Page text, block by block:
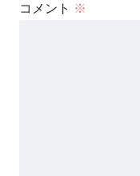
コメント ※